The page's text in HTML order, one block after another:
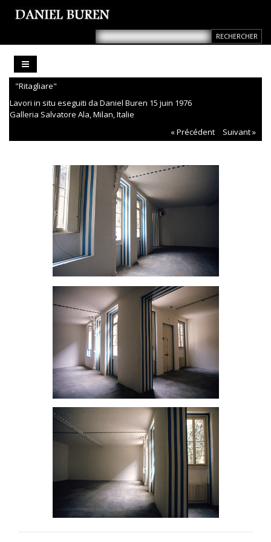
"Ritagliare"
Lavori in situ eseguiti da Daniel Buren 15 juin 1976
Galleria Salvatore Ala, Milan, Italie
« Précédent
Suivant »